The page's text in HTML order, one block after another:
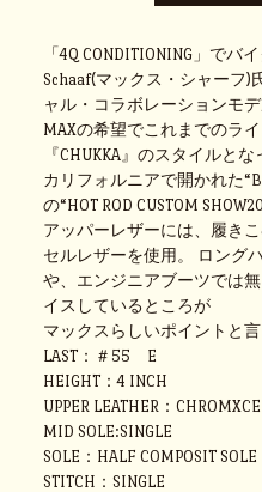
「4Q CONDITIONING」でバ
Schaaf(マックス・シャーフ)
ャル・コラボレーションモデ
MAXの希望でこれまでのラ
『CHUKKA』のスタイルとな
カリフォルニアで開かれた
の“HOT ROD CUSTOM
アッパーレザーには、履き
セルレザーを使用。 ロング
や、エンジニアブーツでは
イスしているところが
マックスらしいポイントと言
LAST：＃55 E
HEIGHT：4 INCH
UPPER LEATHER：
MID SOLE:SINGLE
SOLE：HALF COMPOSIT SOLE
STITCH：SINGLE